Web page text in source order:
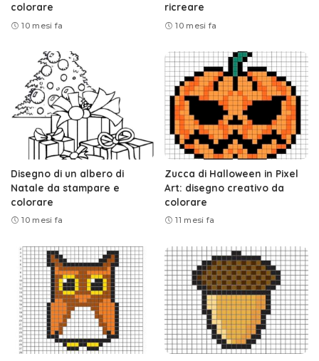
colorare
10 mesi fa
ricreare
10 mesi fa
Disegno di un albero di
Natale da stampare e
colorare
10 mesi fa
Zucca di Halloween in Pixel
Art: disegno creativo da
colorare
11 mesi fa